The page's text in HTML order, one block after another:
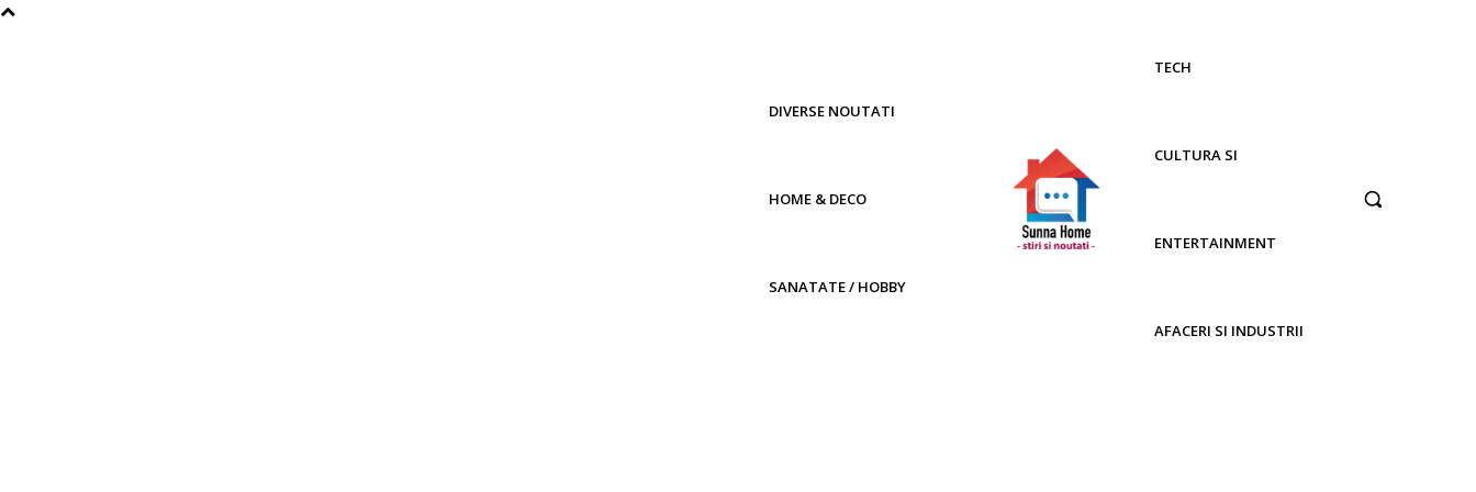
DIVERSE NOUTATI
HOME & DECO
SANATATE / HOBBY
TECH
CULTURA SI
ENTERTAINMENT
AFACERI SI INDUSTRII